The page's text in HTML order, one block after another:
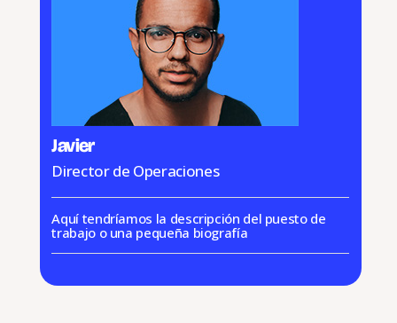
Javier
Director de Operaciones
Aquí tendríamos la descripción del puesto de
trabajo o una pequeña biografía